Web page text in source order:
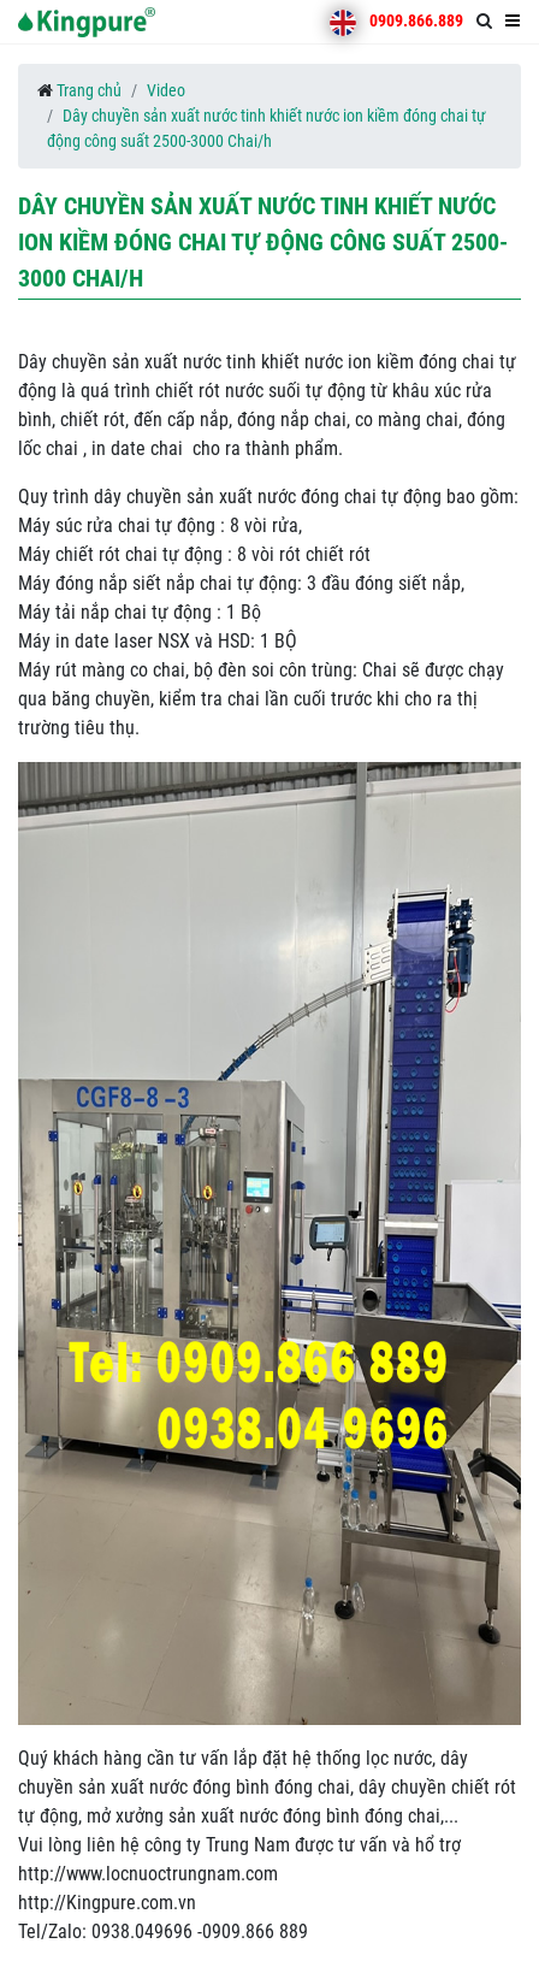
0909.866.889
Trang chủ
Video
Dây chuyền sản xuất nước tinh khiết nước ion kiềm đóng chai tự
động công suất 2500-3000 Chai/h
DÂY CHUYỀN SẢN XUẤT NƯỚC TINH KHIẾT NƯỚC
ION KIỀM ĐÓNG CHAI TỰ ĐỘNG CÔNG SUẤT 2500-
3000 CHAI/H
Dây chuyền sản xuất nước tinh khiết nước ion kiềm đóng chai tự
động là quá trình chiết rót nước suối tự động từ khâu xúc rửa
bình, chiết rót, đến cấp nắp, đóng nắp chai, co màng chai, đóng
lốc chai , in date chai cho ra thành phẩm.
Quy trình dây chuyền sản xuất nước đóng chai tự động bao gồm:
Máy súc rửa chai tự động : 8 vòi rửa,
Máy chiết rót chai tự động : 8 vòi rót chiết rót
Máy đóng nắp siết nắp chai tự động: 3 đầu đóng siết nắp,
Máy tải nắp chai tự động : 1 Bộ
Máy in date laser NSX và HSD: 1 BỘ
Máy rút màng co chai, bộ đèn soi côn trùng: Chai sẽ được chạy
qua băng chuyền, kiểm tra chai lần cuối trước khi cho ra thị
trường tiêu thụ.
Quý khách hàng cần tư vấn lắp đặt hệ thống lọc nước, dây
chuyền sản xuất nước đóng bình đóng chai, dây chuyền chiết rót
tự động, mở xưởng sản xuất nước đóng bình đóng chai,...
Vui lòng liên hệ công ty Trung Nam được tư vấn và hổ trợ
http://www.locnuoctrungnam.com
http://Kingpure.com.vn
Tel/Zalo: 0938.049696 -0909.866 889